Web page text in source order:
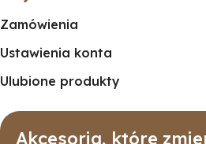
Zamówienia
Ustawienia konta
Ulubione produkty
Akcesoria, które